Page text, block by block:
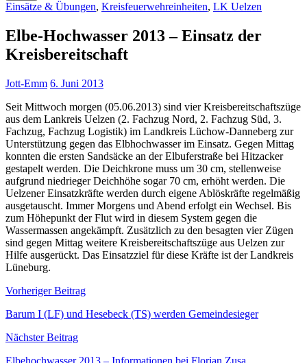
Einsätze & Übungen, Kreisfeuerwehreinheiten, LK Uelzen
Elbe-Hochwasser 2013 – Einsatz der
Kreisbereitschaft
Jott-Emm 6. Juni 2013
Seit Mittwoch morgen (05.06.2013) sind vier Kreisbereitschaftszüge
aus dem Lankreis Uelzen (2. Fachzug Nord, 2. Fachzug Süd, 3.
Fachzug, Fachzug Logistik) im Landkreis Lüchow-Danneberg zur
Unterstützung gegen das Elbhochwasser im Einsatz. Gegen Mittag
konnten die ersten Sandsäcke an der Elbuferstraße bei Hitzacker
gestapelt werden. Die Deichkrone muss um 30 cm, stellenweise
aufgrund niedrieger Deichhöhe sogar 70 cm, erhöht werden. Die
Uelzener Einsatzkräfte werden durch eigene Ablöskräfte regelmäßig
ausgetauscht. Immer Morgens und Abend erfolgt ein Wechsel. Bis
zum Höhepunkt der Flut wird in diesem System gegen die
Wassermassen angekämpft. Zusätzlich zu den besagten vier Zügen
sind gegen Mittag weitere Kreisbereitschaftszüge aus Uelzen zur
Hilfe ausgerückt. Das Einsatzziel für diese Kräfte ist der Landkreis
Lüneburg.
Beitragsnavigation
Vorheriger Beitrag
Barum I (LF) und Hesebeck (TS) werden Gemeindesieger
Nächster Beitrag
Elbehochwasser 2013 – Informationen bei Florian Zusa